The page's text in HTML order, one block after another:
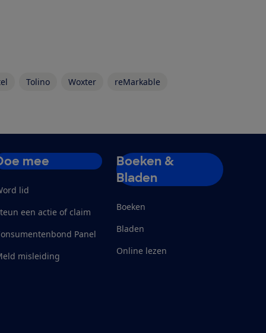
Tolino Woxter reMarkable
mee
lid
een actie of claim
Panel
misleiding
Boeken &
Bladen
Boeken
Bladen
Online lezen